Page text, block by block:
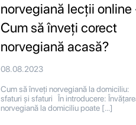
norvegiană lecții online
Cum să înveți corect
norvegiană acasă?
08.08.2023
Cum să înveți norvegiană la domiciliu:
sfaturi și sfaturi În introducere:
norvegiană la domiciliu poate […]